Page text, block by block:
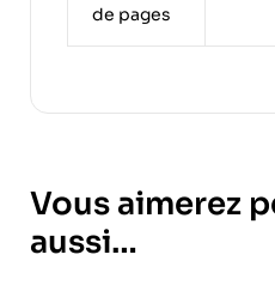
de pages
Vous aimerez
aussi…